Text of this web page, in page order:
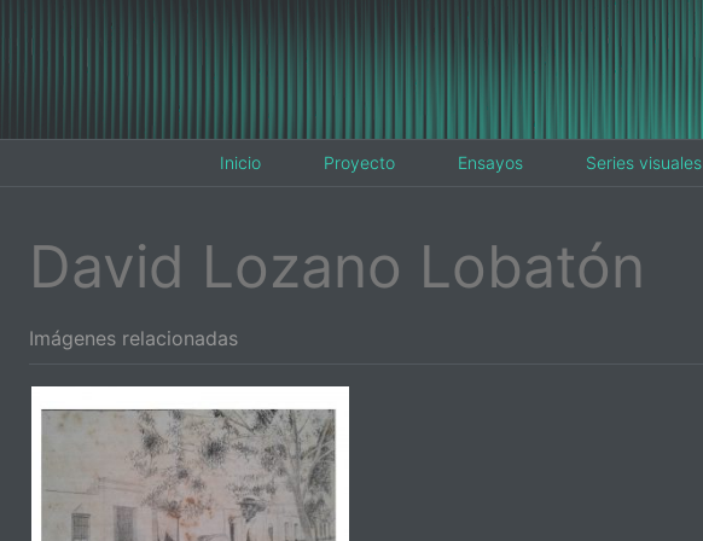
Inicio Proyecto Ensayos Series visuales
David Lozano Lobatón
Imágenes relacionadas